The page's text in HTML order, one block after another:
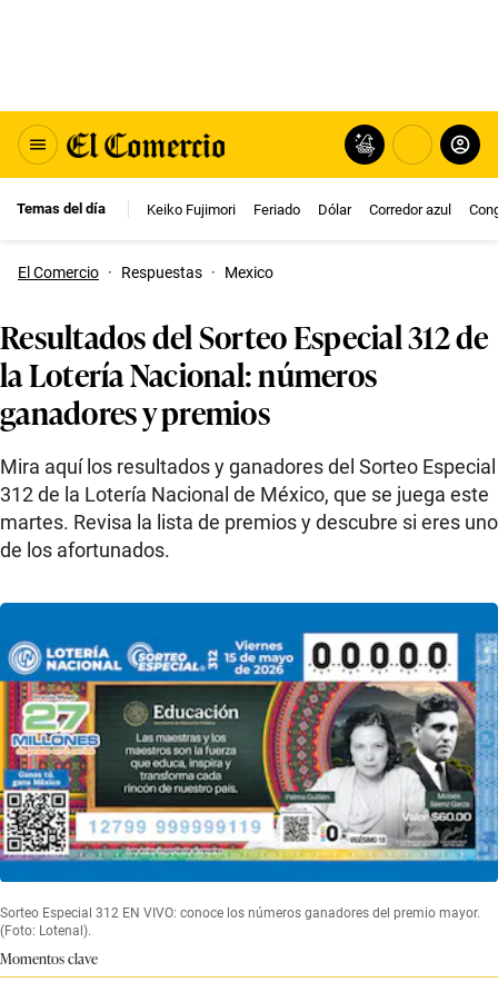
Temas del día Keiko Fujimori Feriado Dólar Corredor azul
El Comercio · Respuestas · Mexico
Resultados del Sorteo Especial 312 de
la Lotería Nacional: números
ganadores y premios
Mira aquí los resultados y ganadores del Sorteo Especial
312 de la Lotería Nacional de México, que se juega este
martes. Revisa la lista de premios y descubre si eres uno
de los afortunados.
Sorteo Especial 312 EN VIVO: conoce los números ganadores del premio mayor.
(Foto: Lotenal).
Momentos clave